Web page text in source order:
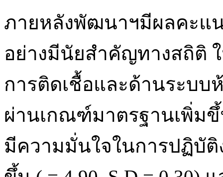
ภายหลังพัฒนาฯมีผลคะแ
อย่างมีนัยสำคัญทางสถิติ
การติดเชื้อและด้านระบบ
ผ่านเกณฑ์มาตรฐานเพิ่มขึ้
มีความมั่นใจในการปฏิบั